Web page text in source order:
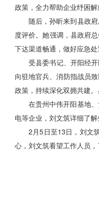
政策，全力帮助企业纾困
随后，孙昕来到县政
度评价。她强调，县政府
下达渠道畅通，做好应急
受县委书记、开阳经
向驻地官兵、消防指战员
政策，持续深化双拥共建
在贵州中伟开阳基地
电等企业，刘文筑详细了
2月5日至13日，刘文
心，刘文筑看望工作人员